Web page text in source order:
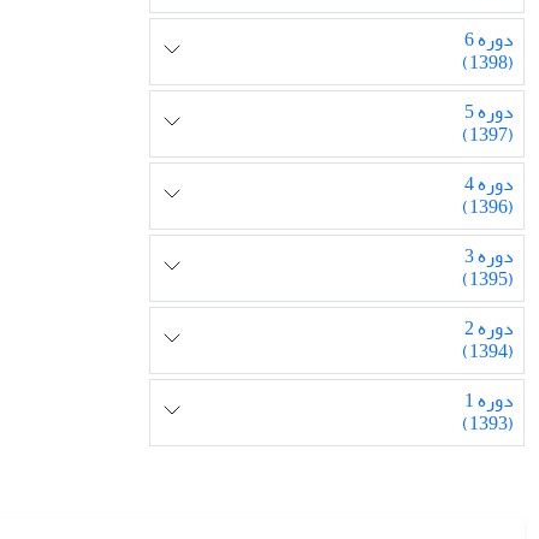
دوره 6
(1398)
دوره 5
(1397)
دوره 4
(1396)
دوره 3
(1395)
دوره 2
(1394)
دوره 1
(1393)